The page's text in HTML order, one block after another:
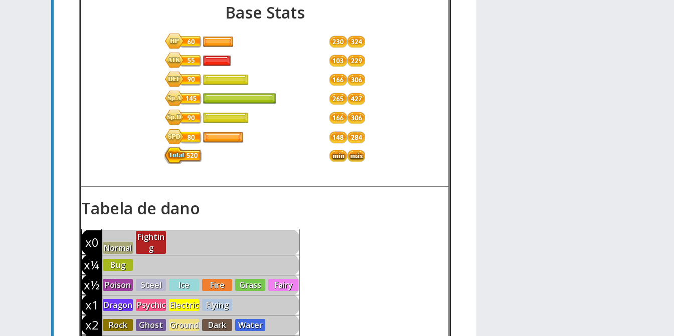
Base Stats
Tabela de dano
x0 Normal
Fightin
g
x¼ Bug
x½ Poison Steel Ice Fire Grass Fairy
x1 Dragon Psychic Electric Flying
x2 Rock Ghost Ground Dark Water